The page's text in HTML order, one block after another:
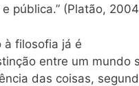
pública.” (Platão,
à filosofia já é
entre um mundo
das coisas,